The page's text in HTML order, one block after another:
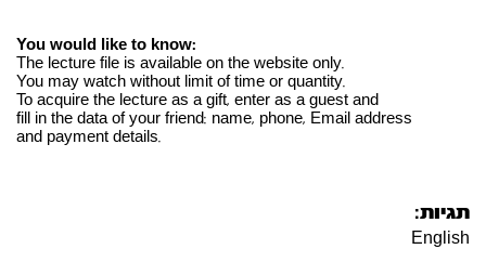
:You would like to know
.The lecture file is available on the website only
.You may watch without limit of time or quantity
To acquire the lecture as a gift, enter as a guest and
fill in the data of your friend: name, phone, Email address
.and payment details
תגיות:
English